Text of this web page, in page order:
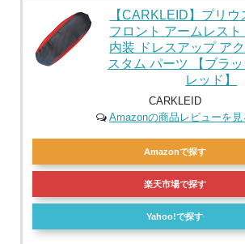
【CARKLEID】プリウ
フロント アームレスト
内装 ドレスアップ ア
スタム パーツ 【ブラ
レッド】
CARKLEID
Amazonの商品レビューを見
Amazonで探す
楽天市場で探す
Yahoo!で探す